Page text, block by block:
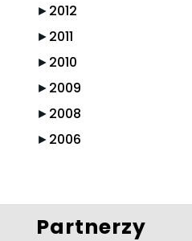
►2012
►2011
►2010
►2009
►2008
►2006
Partnerzy